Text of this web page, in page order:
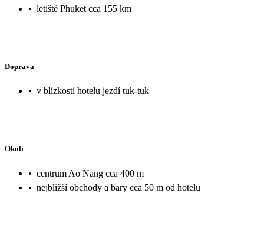
• letiště Phuket cca 155 km
Doprava
• v blízkosti hotelu jezdí tuk-tuk
Okolí
• centrum Ao Nang cca 400 m
• nejbližší obchody a bary cca 50 m od hotelu